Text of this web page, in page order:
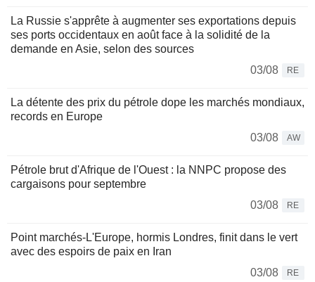
La Russie s'apprête à augmenter ses exportations depuis
ses ports occidentaux en août face à la solidité de la
demande en Asie, selon des sources
03/08
RE
La détente des prix du pétrole dope les marchés mondiaux,
records en Europe
03/08
AW
Pétrole brut d'Afrique de l'Ouest : la NNPC propose des
cargaisons pour septembre
03/08
RE
Point marchés-L'Europe, hormis Londres, finit dans le vert
avec des espoirs de paix en Iran
03/08
RE